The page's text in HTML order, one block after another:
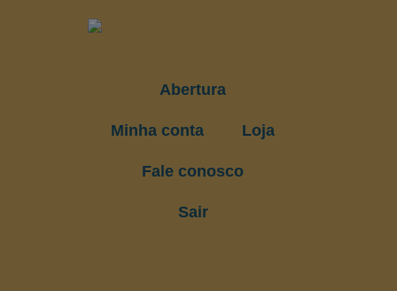
Abertura
Minha conta Loja
Fale conosco
Sair